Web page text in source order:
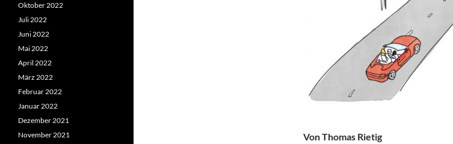
Von Thomas Rietig
Oktober 2022
Juli 2022
Juni 2022
Mai 2022
April 2022
März 2022
Februar 2022
Januar 2022
Dezember 2021
November 2021